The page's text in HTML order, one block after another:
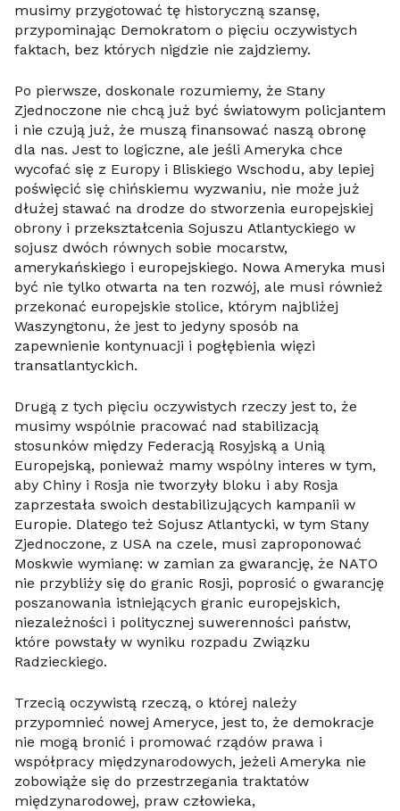
musimy przygotować tę historyczną szansę,
przypominając Demokratom o pięciu oczywistych
faktach, bez których nigdzie nie zajdziemy.
Po pierwsze, doskonale rozumiemy, że Stany
Zjednoczone nie chcą już być światowym policjantem
i nie czują już, że muszą finansować naszą obronę
dla nas. Jest to logiczne, ale jeśli Ameryka chce
wycofać się z Europy i Bliskiego Wschodu, aby lepiej
poświęcić się chińskiemu wyzwaniu, nie może już
dłużej stawać na drodze do stworzenia europejskiej
obrony i przekształcenia Sojuszu Atlantyckiego w
sojusz dwóch równych sobie mocarstw,
amerykańskiego i europejskiego. Nowa Ameryka musi
być nie tylko otwarta na ten rozwój, ale musi również
przekonać europejskie stolice, którym najbliżej
Waszyngtonu, że jest to jedyny sposób na
zapewnienie kontynuacji i pogłębienia więzi
transatlantyckich.
Drugą z tych pięciu oczywistych rzeczy jest to, że
musimy wspólnie pracować nad stabilizacją
stosunków między Federacją Rosyjską a Unią
Europejską, ponieważ mamy wspólny interes w tym,
aby Chiny i Rosja nie tworzyły bloku i aby Rosja
zaprzestała swoich destabilizujących kampanii w
Europie. Dlatego też Sojusz Atlantycki, w tym Stany
Zjednoczone, z USA na czele, musi zaproponować
Moskwie wymianę: w zamian za gwarancję, że NATO
nie przybliży się do granic Rosji, poprosić o gwarancję
poszanowania istniejących granic europejskich,
niezależności i politycznej suwerenności państw,
które powstały w wyniku rozpadu Związku
Radzieckiego.
Trzecią oczywistą rzeczą, o której należy
przypomnieć nowej Ameryce, jest to, że demokracje
nie mogą bronić i promować rządów prawa i
współpracy międzynarodowych, jeżeli Ameryka nie
zobowiąże się do przestrzegania traktatów
międzynarodowej, praw człowieka,